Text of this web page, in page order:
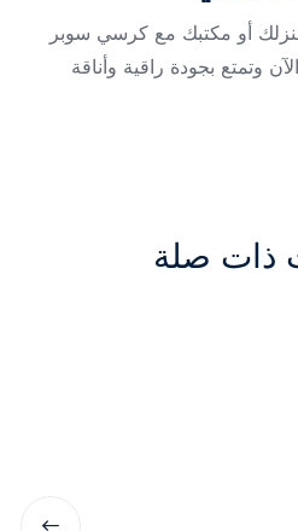
أو مكتبك مع كرسي سوبر
وتمتع بجودة راقية وأناقة
ذات صلة